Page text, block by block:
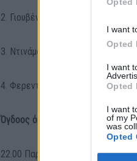
I want
Opted
I want
Opted
I want
of my
was
Opted
2. Γιουβέντους 6
3. Ντινάμο Κιέβου 1
4. Φερεντσβάρος 1
Όγδοος όμιλος
22.00 Παρί Σεν Ζερμέν – Λειψία